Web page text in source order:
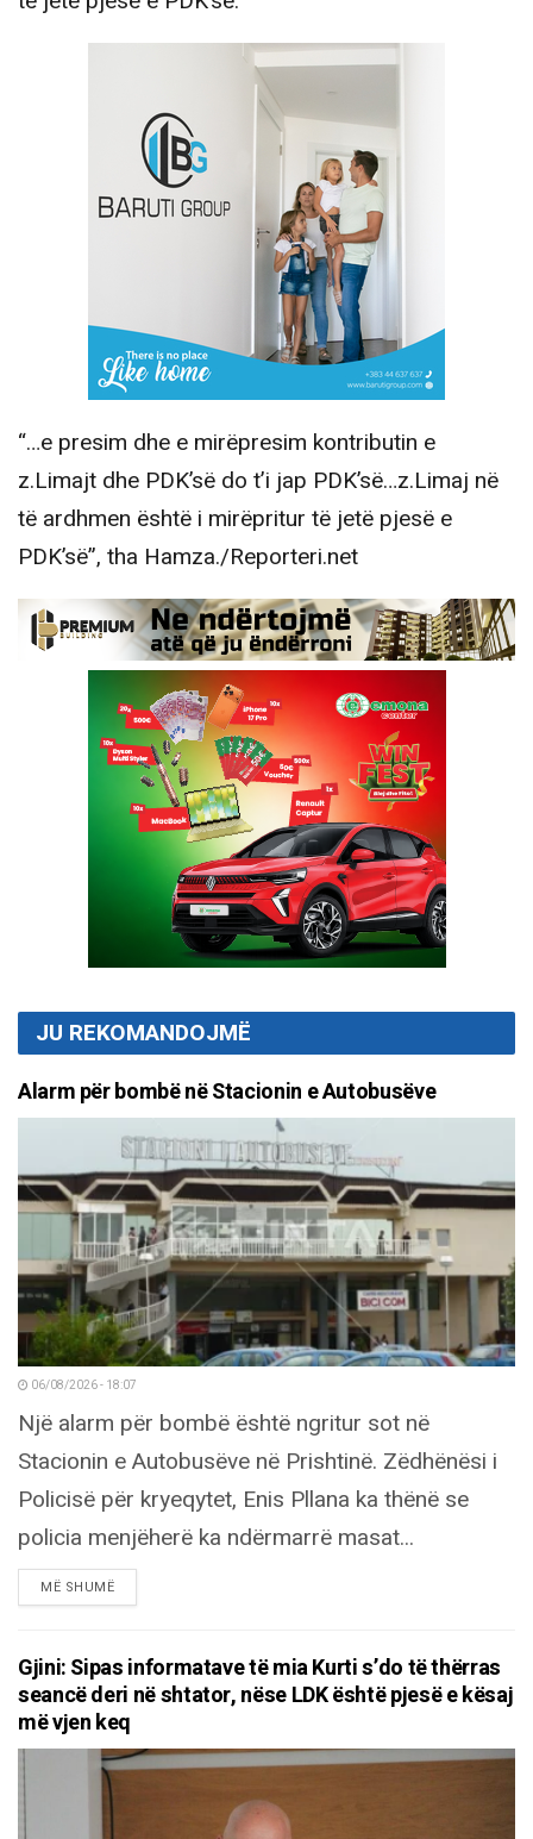
“…e presim dhe e mirëpresim kontributin e
z.Limajt dhe PDK’së do t’i jap PDK’së…z.Limaj në
të ardhmen është i mirëpritur të jetë pjesë e
PDK’së”, tha Hamza./Reporteri.net
JU REKOMANDOJMË
Alarm për bombë në Stacionin e Autobusëve
06/08/2026 - 18:07
Një alarm për bombë është ngritur sot në
Stacionin e Autobusëve në Prishtinë. Zëdhënësi i
Policisë për kryeqytet, Enis Pllana ka thënë se
policia menjëherë ka ndërmarrë masat...
MË SHUMËDETAILS
Gjini: Sipas informatave të mia Kurti s’do të thërras
seancë deri në shtator, nëse LDK është pjesë e kësaj
më vjen keq